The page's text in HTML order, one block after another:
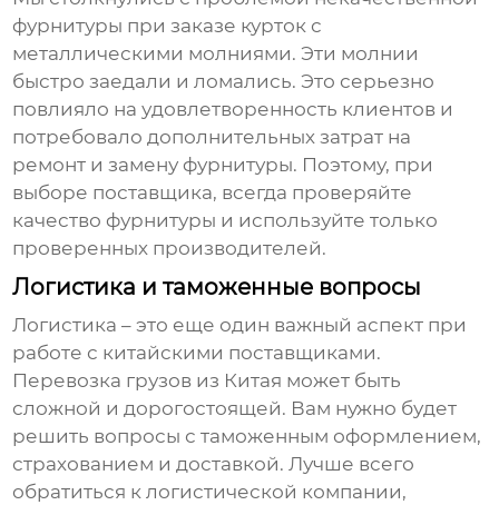
фурнитуры при заказе курток с
металлическими молниями. Эти молнии
быстро заедали и ломались. Это серьезно
повлияло на удовлетворенность клиентов и
потребовало дополнительных затрат на
ремонт и замену фурнитуры. Поэтому, при
выборе поставщика, всегда проверяйте
качество фурнитуры и используйте только
проверенных производителей.
Логистика и таможенные вопросы
Логистика – это еще один важный аспект при
работе с китайскими поставщиками.
Перевозка грузов из Китая может быть
сложной и дорогостоящей. Вам нужно будет
решить вопросы с таможенным оформлением,
страхованием и доставкой. Лучше всего
обратиться к логистической компании,